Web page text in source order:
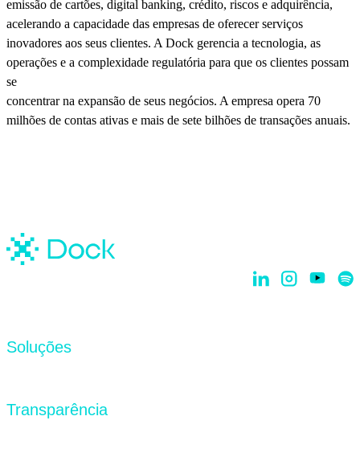
emissão de cartões, digital banking, crédito, riscos e adquirência,
acelerando a capacidade das empresas de oferecer serviços
inovadores aos seus clientes. A Dock gerencia a tecnologia, as
operações e a complexidade regulatória para que os clientes possam
se
concentrar na expansão de seus negócios. A empresa opera 70
milhões de contas ativas e mais de sete bilhões de transações anuais.
Soluções
Cards & Credit
Transparência